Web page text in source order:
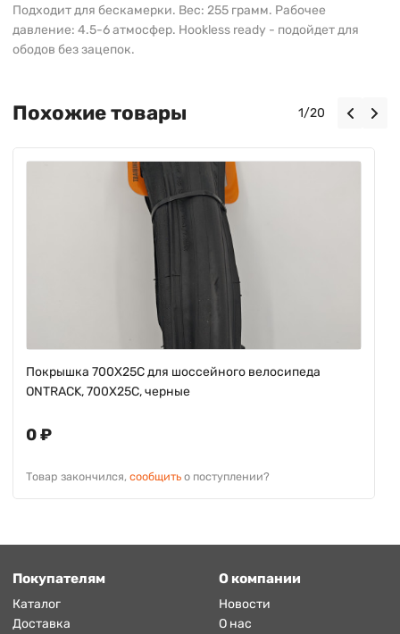
Подходит для бескамерки. Вес: 255 грамм. Рабочее
давление: 4.5-6 атмосфер. Hookless ready - подойдет для
ободов без зацепок.
Похожие товары 1/20
Покрышка 700X25C для шоссейного велосипеда
ONTRACK, 700X25C, черные
0 ₽
Товар закончился, сообщить о поступлении?
Покупателям
Каталог
Доставка
О компании
Новости
О нас